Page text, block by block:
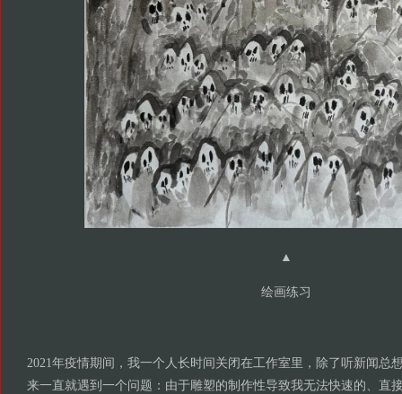
▲
绘画练习
2021年疫情期间，我一个人长时间关闭在工作室里，除了听新闻总
来一直就遇到一个问题：由于雕塑的制作性导致我无法快速的、直